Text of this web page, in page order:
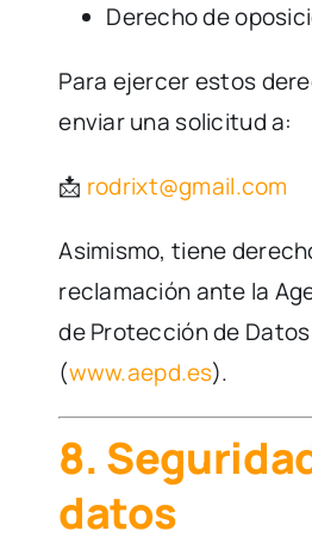
Derecho de
Para ejercer estos
enviar una solicitud a:
📩 rodrixt@gmail.com
Asimismo, tiene
reclamación ante la
de Protección de Datos
(www.aepd.es).
8.
datos